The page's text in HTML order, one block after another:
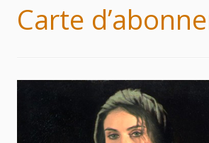
Carte